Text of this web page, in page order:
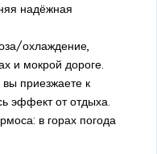
надёжная
охлаждение,
и мокрой дороге.
приезжаете к
эффект от отдыха.
в горах погода